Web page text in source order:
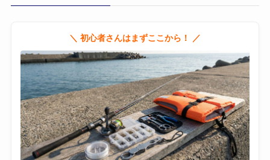
＼ 初心者さんはまずここから！ ／